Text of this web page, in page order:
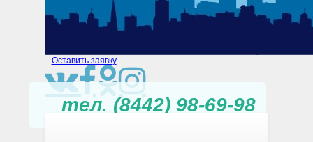
Оставить заявку
тел. (8442) 98-69-98